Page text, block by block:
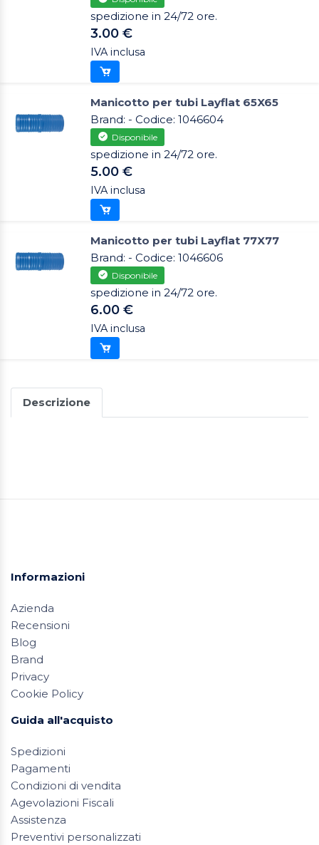
spedizione in 24/72 ore.
3.00 €
IVA inclusa
Manicotto per tubi Layflat 65X65
Brand: - Codice: 1046604
Disponibile
spedizione in 24/72 ore.
5.00 €
IVA inclusa
Manicotto per tubi Layflat 77X77
Brand: - Codice: 1046606
Disponibile
spedizione in 24/72 ore.
6.00 €
IVA inclusa
Descrizione
Informazioni
Azienda
Recensioni
Blog
Brand
Privacy
Cookie Policy
Guida all'acquisto
Spedizioni
Pagamenti
Condizioni di vendita
Agevolazioni Fiscali
Assistenza
Preventivi personalizzati